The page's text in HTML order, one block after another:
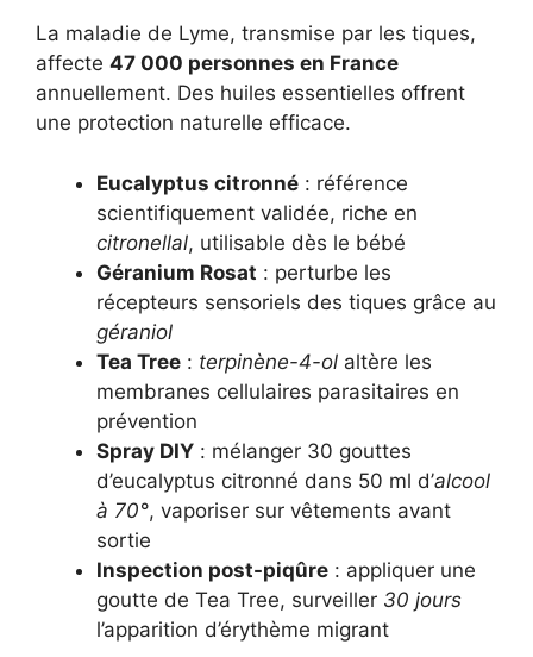
La maladie de Lyme, transmise par les tiques,
affecte 47 000 personnes en France
annuellement. Des huiles essentielles offrent
une protection naturelle efficace.
Eucalyptus citronné : référence
scientifiquement validée, riche en
citronellal, utilisable dès le bébé
Géranium Rosat : perturbe les
récepteurs sensoriels des tiques grâce au
géraniol
Tea Tree : terpinène-4-ol altère les
membranes cellulaires parasitaires en
prévention
Spray DIY : mélanger 30 gouttes
d’eucalyptus citronné dans 50 ml d’alcool
à 70°, vaporiser sur vêtements avant
sortie
Inspection post-piqûre : appliquer une
goutte de Tea Tree, surveiller 30 jours
l’apparition d’érythème migrant